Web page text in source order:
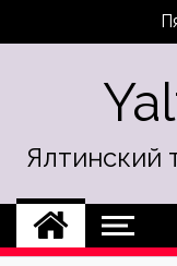
Ялтинский